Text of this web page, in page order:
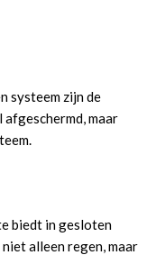
systeem zijn de
maar
biedt in gesloten
alleen regen, maar